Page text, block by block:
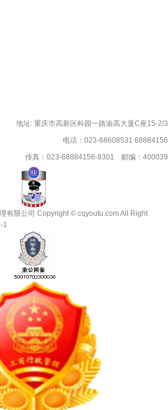
地址: 重庆市高新区科园一路渝高大厦C座15-2/3
电话：023-68608531 68884156
传真：023-68884156-8301 邮编：400039
有限公司 Copyright © cqyoutu.com All Right
1